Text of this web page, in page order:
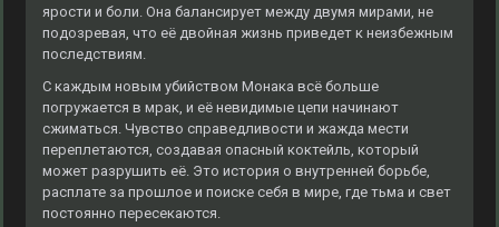
ярости и боли. Она балансирует между двумя мирами, не
подозревая, что её двойная жизнь приведет к неизбежным
последствиям.
С каждым новым убийством Монака всё больше
погружается в мрак, и её невидимые цепи начинают
сжиматься. Чувство справедливости и жажда мести
переплетаются, создавая опасный коктейль, который
может разрушить её. Это история о внутренней борьбе,
расплате за прошлое и поиске себя в мире, где тьма и свет
постоянно пересекаются.